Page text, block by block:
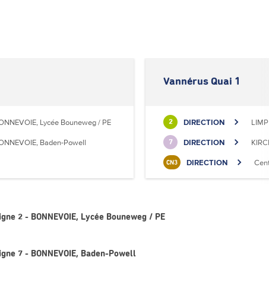
Lycée Bouneweg / PE
Baden-Powell
Vannérus Quai 1
2 DIRECTION
7 DIRECTION
CN3 DIRECTION
2 - BONNEVOIE, Lycée Bouneweg / PE
7 - BONNEVOIE, Baden-Powell